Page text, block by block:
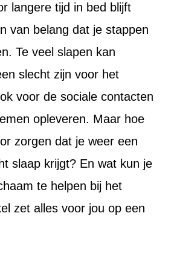
langere tijd in bed blijft
van belang dat je stappen
Te veel slapen kan
slecht zijn voor het
voor de sociale contacten
opleveren. Maar hoe
zorgen dat je weer een
slaap krijgt? En wat kun je
te helpen bij het
zet alles voor jou op een